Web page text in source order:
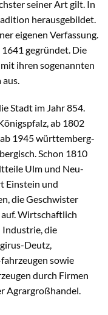
seiner Art gilt. In
herausgebildet.
eigenen Verfassung.
gegründet. Die
ihren sogenannten
Stadt im Jahr 854.
ab 1802
1945 württemberg-
Schon 1810
Ulm und Neu-
Einstein und
die Geschwister
Wirtschaftlich
die
Deutz,
sowie
durch Firmen
Agrargroßhandel.